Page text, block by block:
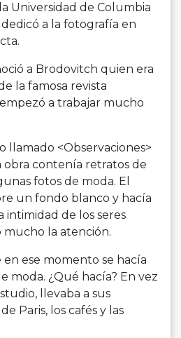
Universidad de Columbia
dedicó a la fotografía en
a Brodovitch quien era
la famosa revista
empezó a trabajar mucho
llamado <Observaciones>
contenía retratos de
fotos de moda. El
un fondo blanco y hacía
intimidad de los seres
mucho la atención.
ese momento se hacía
moda. ¿Qué hacía? En vez
llevaba a sus
Paris, los cafés y las